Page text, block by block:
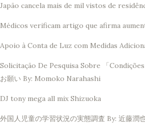
Japão cancela mais de mil vistos de
Médicos verificam artigo que afirma
Apoio à Conta de Luz com Medidas
Solicitação De Pesquisa Sobre 「
お願い By: Momoko Narahashi
DJ tony mega all mix Shizuoka
外国人児童の学習状況の実態調査 By: 近藤潤